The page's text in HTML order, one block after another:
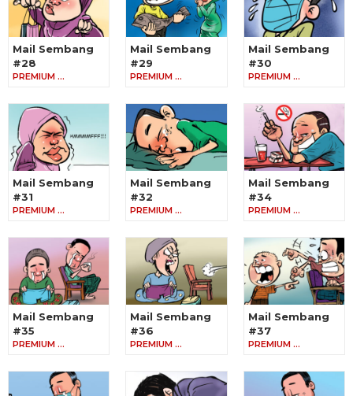
Mail Sembang
#28
PREMIUM …
Mail Sembang
#29
PREMIUM …
Mail Sembang
#30
PREMIUM …
Mail Sembang
#31
PREMIUM …
Mail Sembang
#32
PREMIUM …
Mail Sembang
#34
PREMIUM …
Mail Sembang
#35
PREMIUM …
Mail Sembang
#36
PREMIUM …
Mail Sembang
#37
PREMIUM …